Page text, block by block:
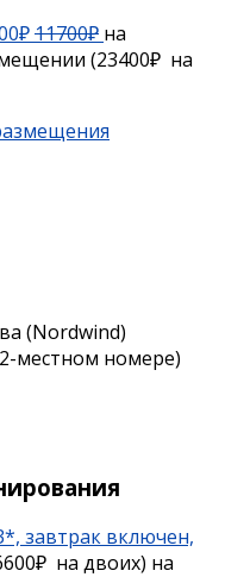
11700₽ на
(23400₽ на
(Nordwind)
местном номере)
завтрак включен,
на двоих) на